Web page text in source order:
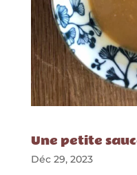
Une petite
Déc 29, 2023